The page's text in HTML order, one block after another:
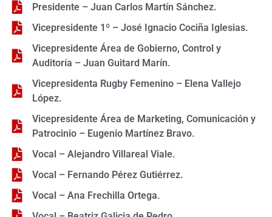
Presidente – Juan Carlos Martín Sánchez.
Vicepresidente 1º – José Ignacio Cociña Iglesias.
Vicepresidente Área de Gobierno, Control y
Auditoría – Juan Guitard Marín.
Vicepresidenta Rugby Femenino – Elena Vallejo
López.
Vicepresidente Área de Marketing, Comunicación y
Patrocinio – Eugenio Martínez Bravo.
Vocal – Alejandro Villareal Viale.
Vocal – Fernando Pérez Gutiérrez.
Vocal – Ana Frechilla Ortega.